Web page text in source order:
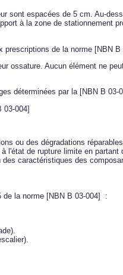
sont espacées de 5 cm. Au-
à la zone de stationnement
prescriptions de la norme [NBN B
ossature. Aucun élément ne
déterminées par la [NBN B 03-
03-004]
ou des dégradations
l'état de rupture limite en
caractéristiques des
de la norme [NBN B 03-004]
: